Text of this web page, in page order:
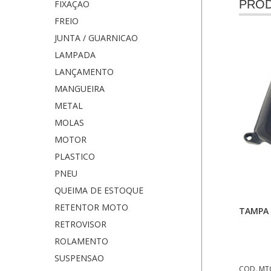
FIXAÇÃO
FREIO
JUNTA / GUARNICAO
LAMPADA
LANÇAMENTO
MANGUEIRA
METAL
MOLAS
MOTOR
PLASTICO
PNEU
QUEIMA DE ESTOQUE
RETENTOR MOTO
RETROVISOR
ROLAMENTO
SUSPENSAO